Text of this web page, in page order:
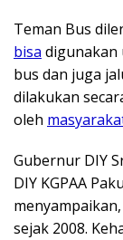
Teman Bus
bisa digunakan
bus dan juga
dilakukan
oleh
Gubernur DIY
DIY KGPAA
sejak 2008.